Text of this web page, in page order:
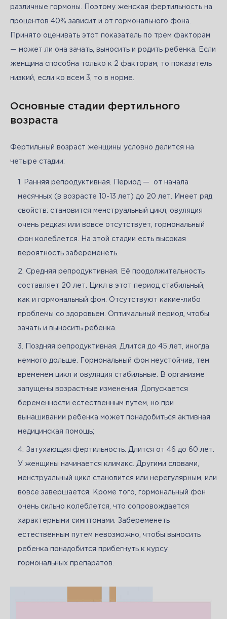
различные гормоны. Поэтому женская фертильность на
процентов 40% зависит и от гормонального фона.
Принято оценивать этот показатель по трем факторам
— может ли она зачать, выносить и родить ребенка. Если
женщина способна только к 2 факторам, то показатель
низкий, если ко всем 3, то в норме.
Основные стадии фертильного
возраста
Фертильный возраст женщины условно делится на
четыре стадии:
Ранняя репродуктивная. Период — от начала
месячных (в возрасте 10-13 лет) до 20 лет. Имеет ряд
свойств: становится менструальный цикл, овуляция
очень редкая или вовсе отсутствует, гормональный
фон колеблется. На этой стадии есть высокая
вероятность забеременеть.
Средняя репродуктивная. Её продолжительность
составляет 20 лет. Цикл в этот период стабильный,
как и гормональный фон. Отсутствуют какие-либо
проблемы со здоровьем. Оптимальный период, чтобы
зачать и выносить ребенка.
Поздняя репродуктивная. Длится до 45 лет, иногда
немного дольше. Гормональный фон неустойчив, тем
временем цикл и овуляция стабильные. В организме
запущены возрастные изменения. Допускается
беременности естественным путем, но при
вынашивании ребенка может понадобиться активная
медицинская помощь;
Затухающая фертильность. Длится от 46 до 60 лет.
У женщины начинается климакс. Другими словами,
менструальный цикл становится или нерегулярным, или
вовсе завершается. Кроме того, гормональный фон
очень сильно колеблется, что сопровождается
характерными симптомами. Забеременеть
естественным путем невозможно, чтобы выносить
ребенка понадобится прибегнуть к курсу
гормональных препаратов.